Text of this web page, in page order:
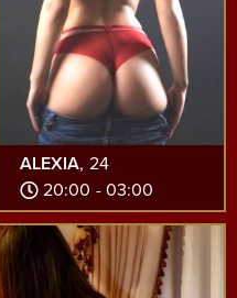
ALEXIA, 24
20:00 - 03:00